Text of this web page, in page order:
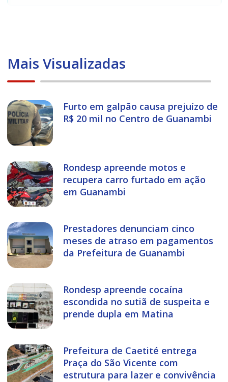
Mais Visualizadas
Furto em galpão causa prejuízo de
R$ 20 mil no Centro de Guanambi
Rondesp apreende motos e
recupera carro furtado em ação
em Guanambi
Prestadores denunciam cinco
meses de atraso em pagamentos
da Prefeitura de Guanambi
Rondesp apreende cocaína
escondida no sutiã de suspeita e
prende dupla em Matina
Prefeitura de Caetité entrega
Praça do São Vicente com
estrutura para lazer e convivência